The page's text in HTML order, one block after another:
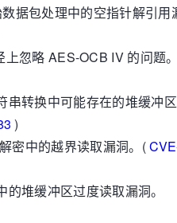
据包处理中的空指针解引用
上忽略 AES-OCB IV 的问题
串转换中可能存在的堆缓冲
)
密中的越界读取漏洞。(
堆缓冲区过度读取漏洞。